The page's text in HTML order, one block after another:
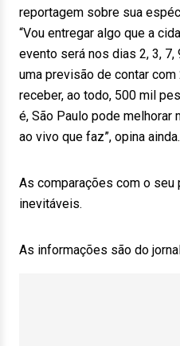
reportagem sobre sua
“Vou entregar algo que a
evento será nos dias 2, 3,
uma previsão de contar
receber, ao todo, 500 mil
é, São Paulo pode melhorar
ao vivo que faz”, opina ainda.
As comparações com o seu
inevitáveis.
As informações são do